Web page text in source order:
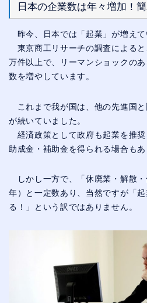
日本の企業数は年々増加！
昨今、日本では「起業」が増えて
東京商工リサーチの調査によると
万件以上で、リーマンショックの
数を増やしています。
これまで我が国は、他の先進国
が続いていました。
経済政策として政府も起業を推
助成金・補助金を得られる場合もあ
しかし一方で、「休廃業・解散・
年）と一定数あり、当然ですが「
る！」という訳ではありません。